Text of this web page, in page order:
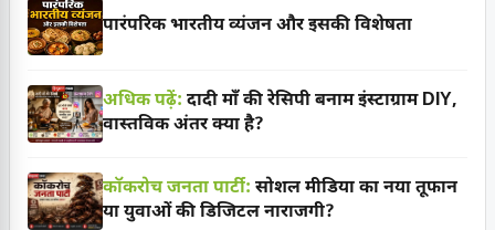
पारंपरिक भारतीय व्यंजन और इसकी विशेषता
अधिक पढ़ें: दादी माँ की रेसिपी बनाम इंस्टाग्राम DIY,
वास्तविक अंतर क्या है?
कॉकरोच जनता पार्टी: सोशल मीडिया का नया तूफान
या युवाओं की डिजिटल नाराजगी?